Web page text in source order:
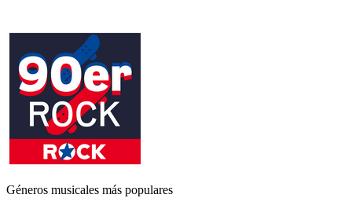
Géneros musicales más populares